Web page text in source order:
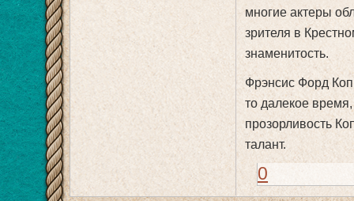
многие актеры
зрителя в
знаменитость.
Фрэнсис Форд
то далекое
прозорливость
талант.
0